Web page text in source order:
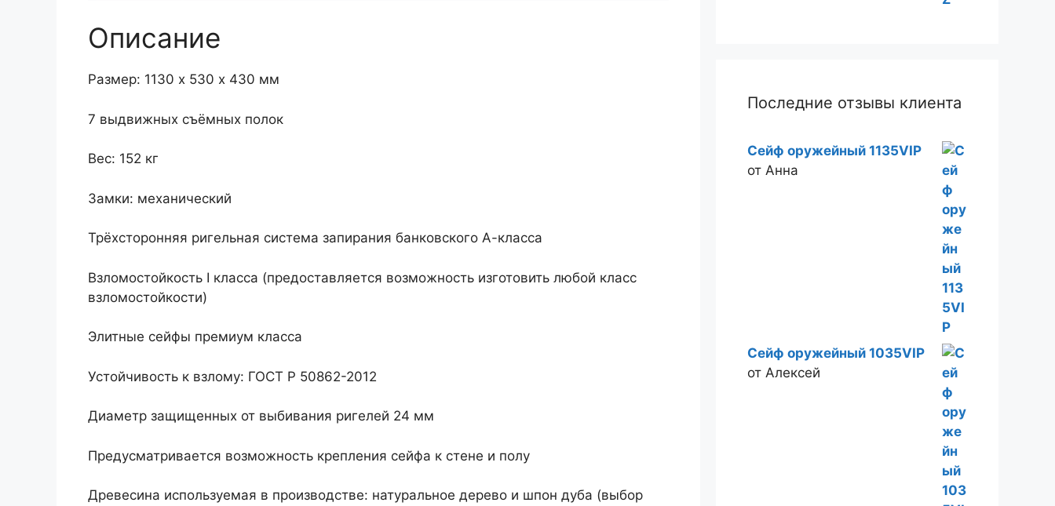
Описание
Размер: 1130 х 530 х 430 мм
7 выдвижных съёмных полок
Вес: 152 кг
Замки: механический
Трёхсторонняя ригельная система запирания банковского А-класса
Взломостойкость I класса (предоставляется возможность изготовить любой класс
взломостойкости)
Элитные сейфы премиум класса
Устойчивость к взлому: ГОСТ Р 50862-2012
Диаметр защищенных от выбивания ригелей 24 мм
Предусматривается возможность крепления сейфа к стене и полу
Древесина используемая в производстве: натуральное дерево и шпон дуба (выбор
Последние отзывы клиента
Сейф оружейный 1135VIP
от Анна
Сейф оружейный 1035VIP
от Алексей